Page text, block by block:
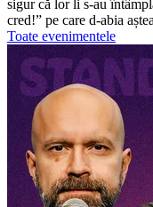
sigur că lor li s-au
cred!” pe care d-abia
Toate evenimentele